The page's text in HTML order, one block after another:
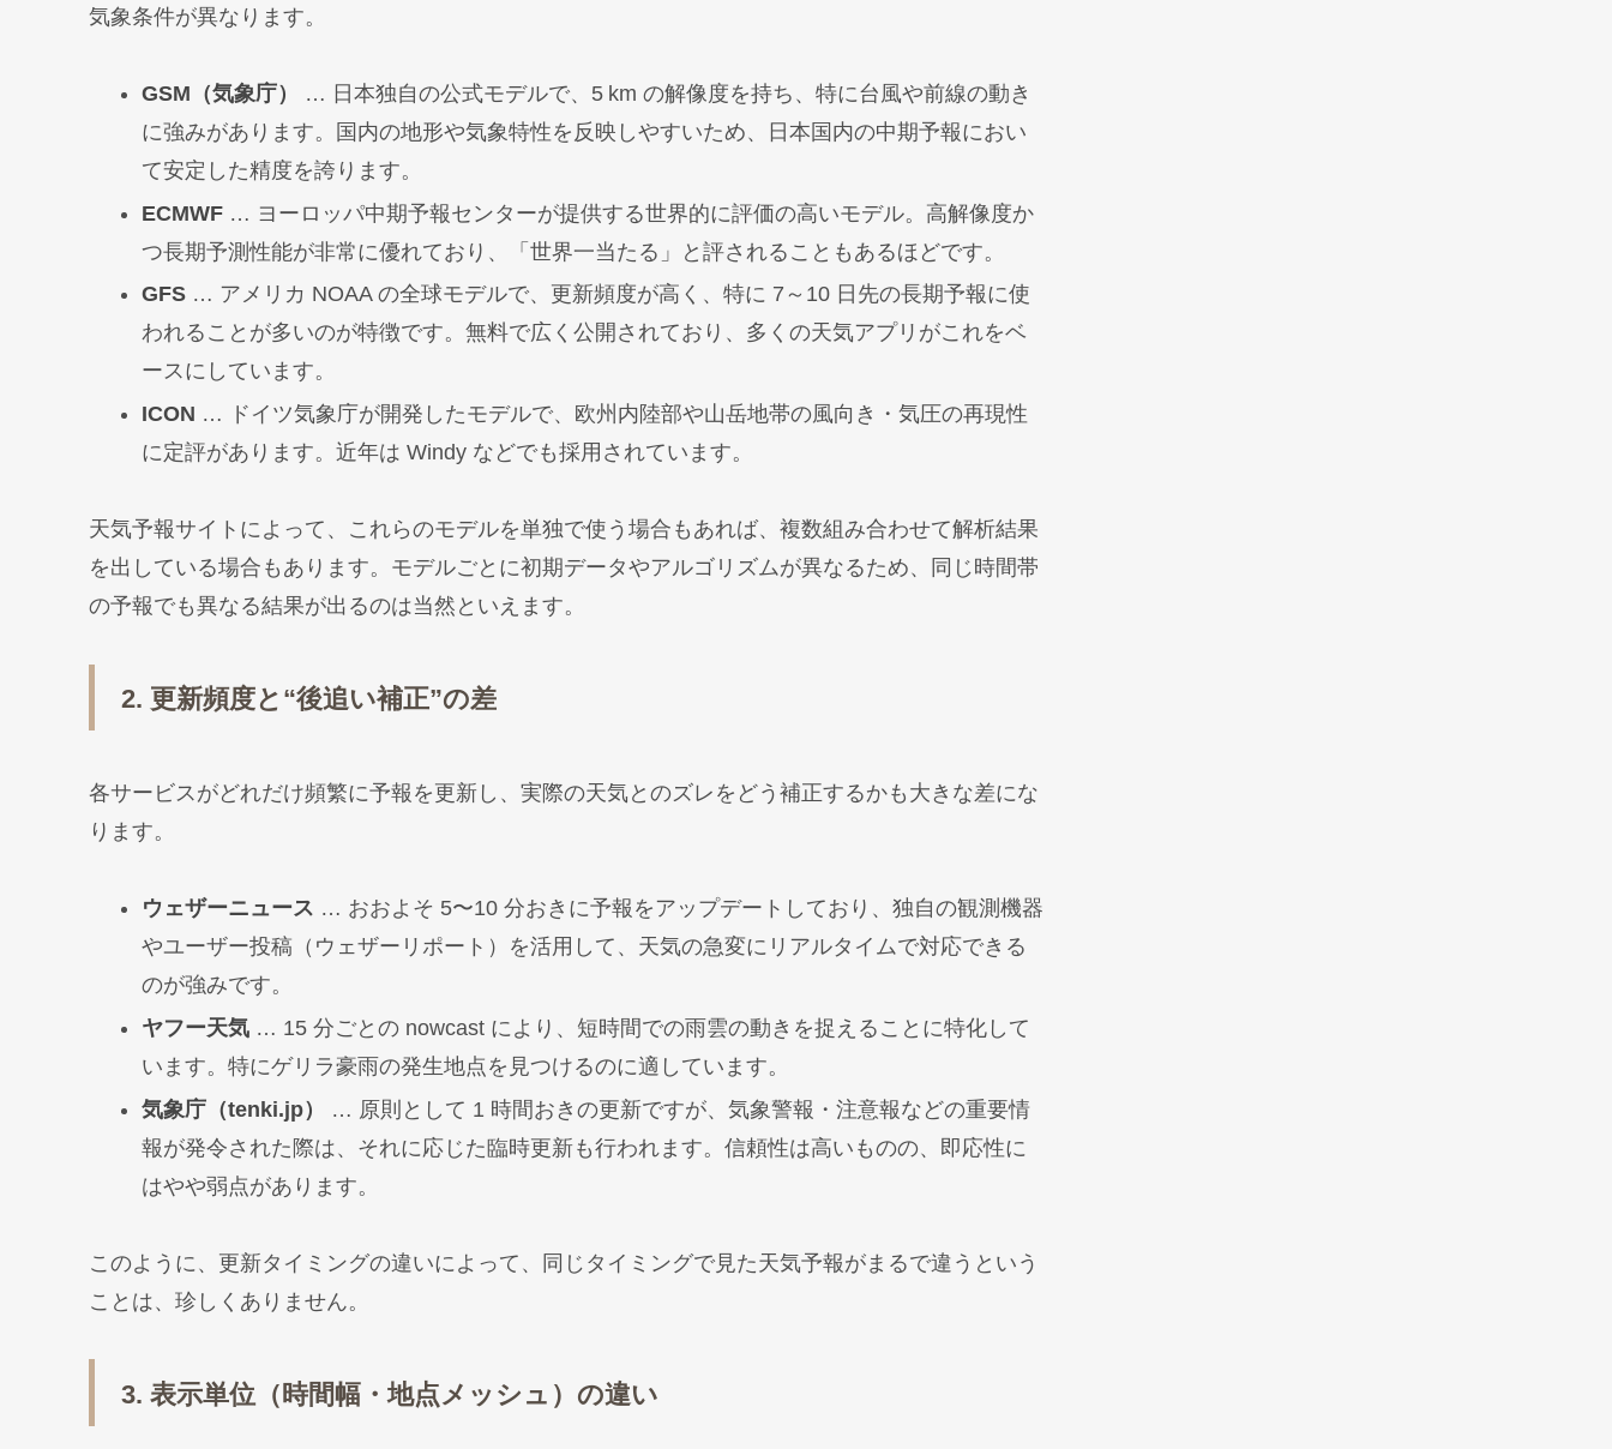
気象条件が異なります。
GSM（気象庁）
… 日本独自の公式モデルで、5 km の解像度を持ち、特に台風や前線の動き
に強みがあります。国内の地形や気象特性を反映しやすいため、日本国内の中期予報におい
て安定した精度を誇ります。
ECMWF… ヨーロッパ中期予報センターが提供する世界的に評価の高いモデル。高解像度か
つ長期予測性能が非常に優れており、「世界一当たる」と評されることもあるほどです。
GFS… アメリカ NOAA の全球モデルで、更新頻度が高く、特に 7～10 日先の長期予報に使
われることが多いのが特徴です。無料で広く公開されており、多くの天気アプリがこれをベ
ースにしています。
ICON … ドイツ気象庁が開発したモデルで、欧州内陸部や山岳地帯の風向き・気圧の再現性
に定評があります。近年は Windy などでも採用されています。
天気予報サイトによって、これらのモデルを単独で使う場合もあれば、複数組み合わせて解析結果
を出している場合もあります。モデルごとに初期データやアルゴリズムが異なるため、同じ時間帯
の予報でも異なる結果が出るのは当然といえます。
2. 更新頻度と“後追い補正”の差
各サービスがどれだけ頻繁に予報を更新し、実際の天気とのズレをどう補正するかも大きな差にな
ります。
ウェザーニュース … おおよそ 5〜10 分おきに予報をアップデートしており、独自の観測機器
やユーザー投稿（ウェザーリポート）を活用して、天気の急変にリアルタイムで対応できる
のが強みです。
ヤフー天気… 15 分ごとの nowcast により、短時間での雨雲の動きを捉えることに特化して
います。特にゲリラ豪雨の発生地点を見つけるのに適しています。
気象庁（tenki.jp）
… 原則として 1 時間おきの更新ですが、気象警報・注意報などの重要情
報が発令された際は、それに応じた臨時更新も行われます。信頼性は高いものの、即応性に
はやや弱点があります。
このように、更新タイミングの違いによって、同じタイミングで見た天気予報がまるで違うという
ことは、珍しくありません。
3. 表示単位（時間幅・地点メッシュ）の違い